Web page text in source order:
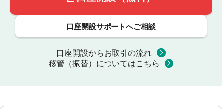
口座開設サポートへご相談
口座開設からお取引の流れ
移管（振替）についてはこちら